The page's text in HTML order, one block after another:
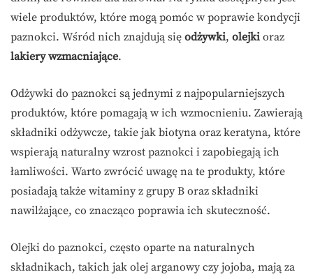
wiele produktów, które mogą pomóc w poprawie kondycji
paznokci. Wśród nich znajdują się odżywki, olejki oraz
lakiery wzmacniające.
Odżywki do paznokci są jednymi z najpopularniejszych
produktów, które pomagają w ich wzmocnieniu. Zawierają
składniki odżywcze, takie jak biotyna oraz keratyna, które
wspierają naturalny wzrost paznokci i zapobiegają ich
łamliwości. Warto zwrócić uwagę na te produkty, które
posiadają także witaminy z grupy B oraz składniki
nawilżające, co znacząco poprawia ich skuteczność.
Olejki do paznokci, często oparte na naturalnych
składnikach, takich jak olej arganowy czy jojoba, mają za